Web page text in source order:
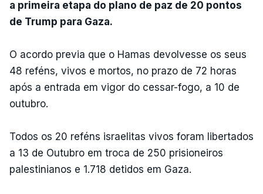
a primeira etapa do plano de paz de 20 pontos
de Trump para Gaza.
O acordo previa que o Hamas devolvesse os seus
48 reféns, vivos e mortos, no prazo de 72 horas
após a entrada em vigor do cessar-fogo, a 10 de
outubro.
Todos os 20 reféns israelitas vivos foram libertados
a 13 de Outubro em troca de 250 prisioneiros
palestinianos e 1.718 detidos em Gaza.